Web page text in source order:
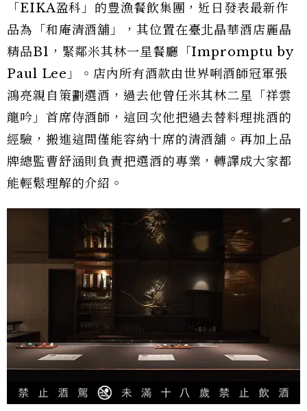
「EIKA盈科」的豊漁餐飲集團，近日發表最新作
品為「和庵清酒舖」，其位置在臺北晶華酒店麗晶
精品B1，緊鄰米其林一星餐廳「Impromptu by
Paul Lee」。店內所有酒款由世界唎酒師冠軍張
鴻亮親自策劃選酒，過去他曾任米其林二星「祥雲
龍吟」首席侍酒師，這回次他把過去替料理挑酒的
經驗，搬進這間僅能容納十席的清酒舖。再加上品
牌總監曹舒涵則負責把選酒的專業，轉譯成大家都
能輕鬆理解的介紹。